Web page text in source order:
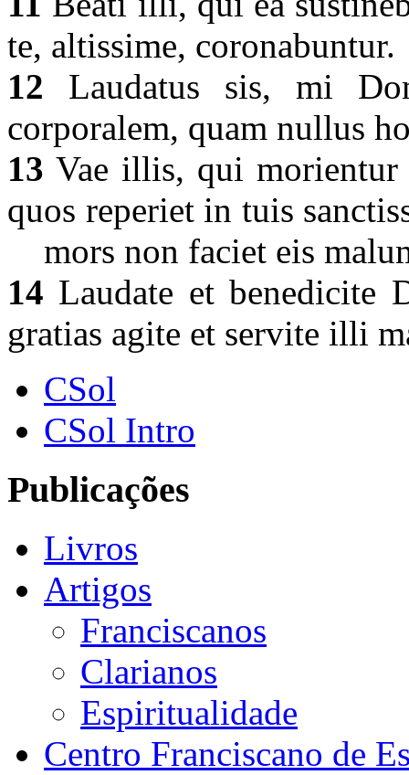
te, altissime, coronabuntur.
12 Laudatus sis, mi
corporalem, quam nullus
13 Vae illis, qui
quos reperiet in tuis
mors non faciet eis
14 Laudate et benedicite
gratias agite et servite illi
CSol
CSol Intro
Publicações
Livros
Artigos
Franciscanos
Clarianos
Espiritualidade
Centro Franciscano de